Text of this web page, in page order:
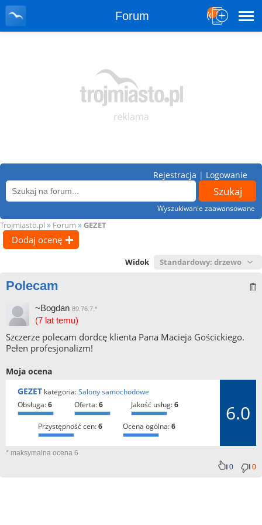
Forum
Wyszukiwanie zaawansowane
Rejestracja | Logowanie
Trojmiasto.pl » Forum » GEZET
Dodaj ocenę
Widok
Polecam
~Bogdan 89.76.7.*
(7 lat temu)
Szczerze polecam dordcę klienta Pana Macieja Gościckiego.
Pełen profesjonalizm!
Moja ocena
GEZET kategoria:Salony samochodowe
obsługa:6 oferta:6 jakość usług:6
przystępność cen:6 ocena ogólna:6
6.0
* maksymalna ocena 6
0
0